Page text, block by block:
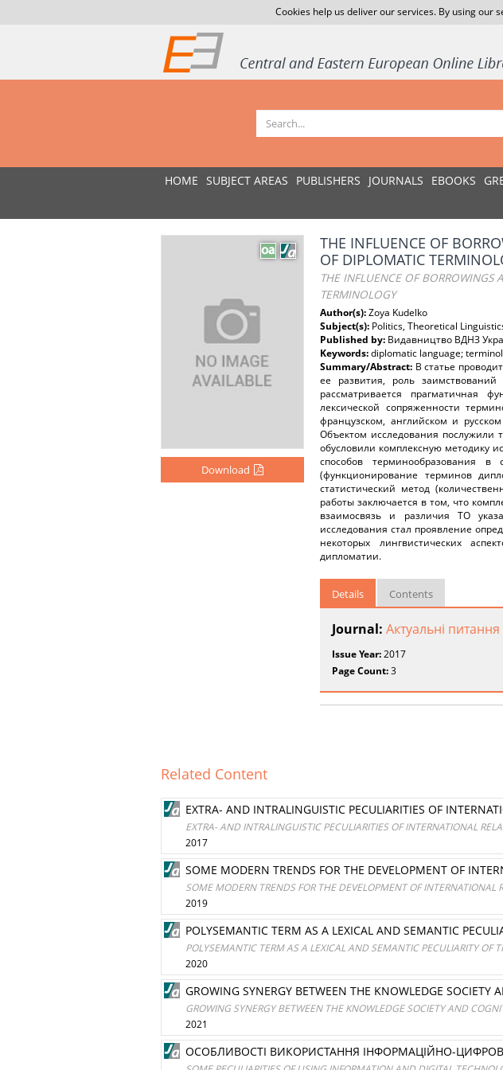
Cookies help us deliver our services. By using our
HOME SUBJECT AREAS PUBLISHERS JOURNALS EBOOKS
Download
THE INFLUENCE OF
OF DIPLOMATIC
THE INFLUENCE OF BORROWINGS
TERMINOLOGY
Author(s):Zoya Kudelko
Subject(s): Politics, Theoretical
Published by: Видавництво ВДНЗ
Keywords:diplomatic language;
Summary/Abstract: В статье
ее развития, роль
рассматривается прагматичная
лексической сопряженности
французском, английском и
Объектом исследования послужили
обусловили комплексную методику
способов терминообразования в
(функционирование терминов
статистический метод
работы заключается в том, что
взаимосвязь и различия ТО
исследования стал проявление
некоторых лингвистических
дипломатии.
Details Contents
Journal: Актуальні питання
Issue Year:2017
Page Count:3
Related Content
EXTRA- AND INTRALINGUISTIC PECULIARITIES OF
EXTRA- AND INTRALINGUISTIC PECULIARITIES OF INTERNATIONAL
2017
SOME MODERN TRENDS FOR THE DEVELOPMENT OF
SOME MODERN TRENDS FOR THE DEVELOPMENT OF
2019
POLYSEMANTIC TERM AS A LEXICAL AND SEMANTIC
POLYSEMANTIC TERM AS A LEXICAL AND SEMANTIC PECULIARITY OF
2020
GROWING SYNERGY BETWEEN THE KNOWLEDGE SOCIETY
GROWING SYNERGY BETWEEN THE KNOWLEDGE SOCIETY AND
2021
ОСОБЛИВОСТІ ВИКОРИСТАННЯ ІНФОРМАЦІЙНО-